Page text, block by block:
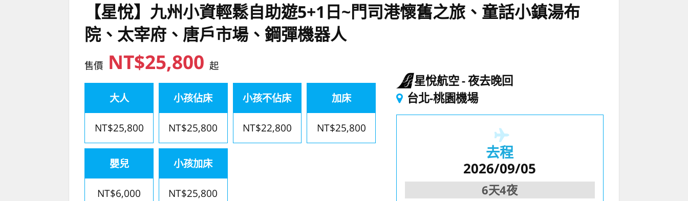
【星悅】九州小資輕鬆自助遊5+1日~門司港懷舊之旅、童話小鎮湯布
院、太宰府、唐戶市場、鋼彈機器人
售價 NT$25,800起
大人
NT$25,800
小孩佔床
NT$25,800
小孩不佔床
NT$22,800
加床
NT$25,800
嬰兒
NT$6,000
小孩加床
NT$25,800
星悅航空 夜去晚回
台北-桃園機場
去程
2026/09/05
6天4夜